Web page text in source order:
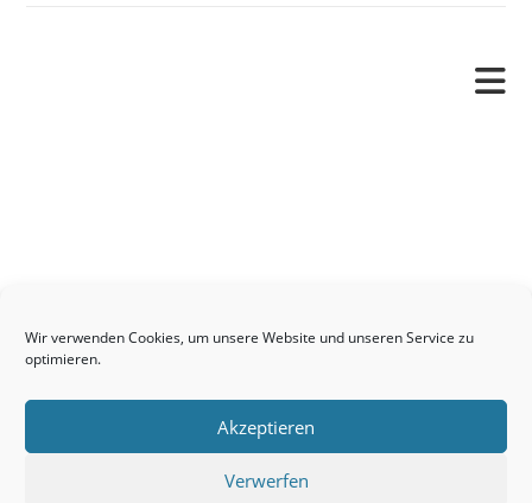
Wir verwenden Cookies, um unsere Website und unseren Service zu
optimieren.
Akzeptieren
Verwerfen
Kontakt
Links
Neuigkeiten
Seelsorge / Sakramente